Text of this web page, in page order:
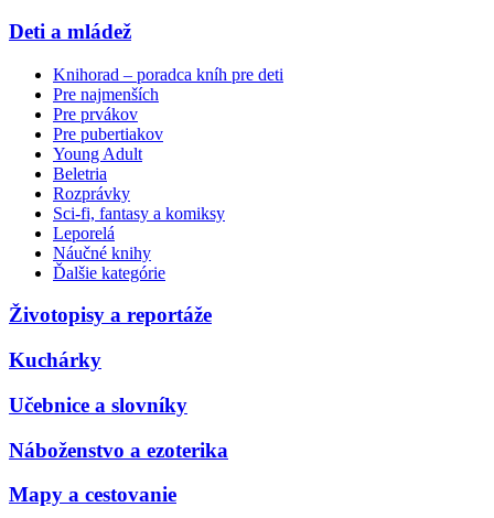
Deti a mládež
Knihorad – poradca kníh pre deti
Pre najmenších
Pre prvákov
Pre pubertiakov
Young Adult
Beletria
Rozprávky
Sci-fi, fantasy a komiksy
Leporelá
Náučné knihy
Ďalšie kategórie
Životopisy a reportáže
Kuchárky
Učebnice a slovníky
Náboženstvo a ezoterika
Mapy a cestovanie